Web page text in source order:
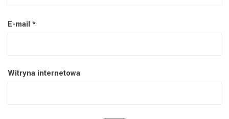
E-mail *
Witryna internetowa